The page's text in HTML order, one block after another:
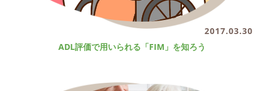
2017.03.30
ADL評価で用いられる「FIM」を知ろう